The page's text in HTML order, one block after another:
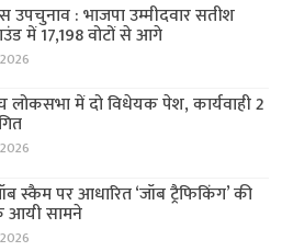
उपचुनाव : भाजपा उम्मीदवार सतीश
में 17,198 वोटों से आगे
लोकसभा में दो विधेयक पेश, कार्यवाही 2
स्कैम पर आधारित ‘जॉब ट्रैफिकिंग’ की
सामने